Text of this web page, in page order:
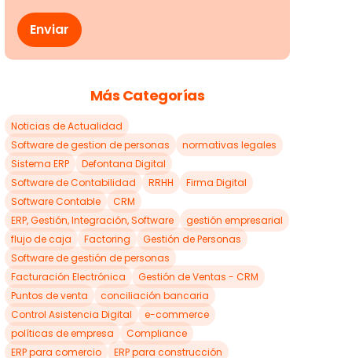
Más Categorías
Noticias de Actualidad
Software de gestion de personas
normativas legales
Sistema ERP
Defontana Digital
Software de Contabilidad
RRHH
Firma Digital
Software Contable
CRM
ERP, Gestión, Integración, Software
gestión empresarial
flujo de caja
Factoring
Gestión de Personas
Software de gestión de personas
Facturación Electrónica
Gestión de Ventas - CRM
Puntos de venta
conciliación bancaria
Control Asistencia Digital
e-commerce
políticas de empresa
Compliance
ERP para comercio
ERP para construcción